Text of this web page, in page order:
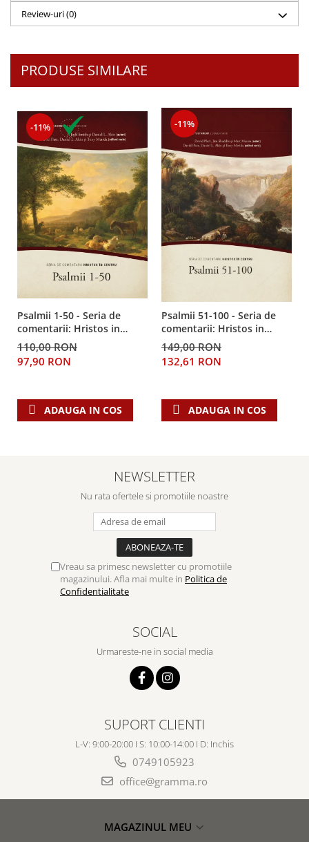
Review-uri(0)
PRODUSE SIMILARE
-11%
Psalmii 1-50 - Seria de
comentarii: Hristos in
centru
110,00 RON
97,90 RON
ADAUGA IN COS
-11%
Psalmii 51-100 - Seria de
comentarii: Hristos in
centru
149,00 RON
132,61 RON
ADAUGA IN COS
NEWSLETTER
Nu rata ofertele si promotiile noastre
Vreau sa primesc newsletter cu promotiile
magazinului. Afla mai multe in Politica de
Confidentialitate
SOCIAL
Urmareste-ne in social media
SUPORT CLIENTI
L-V: 9:00-20:00 I S: 10:00-14:00 I D: Inchis
0749105923
office@gramma.ro
MAGAZINUL MEU